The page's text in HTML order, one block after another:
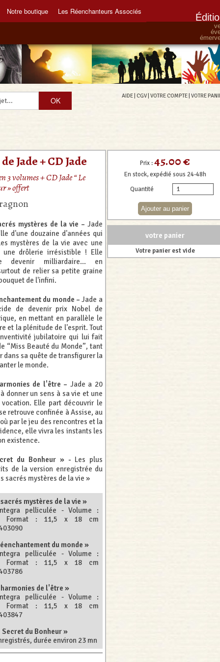
Notre boutique Les Réenchanteurs Associés
AIDE CGV| VOTRE COMPTE VOTRE
Jade + CD Jade
3 volumes + CD Jade “ Le
» offert
mystères de la vie – Jade
d'une douzaine d'années qui
mystères de la vie avec une
une drôlerie irrésistible ! Elle
devenir milliardaire... en
de relier sa petite graine
de l'infini.
du monde – Jade a
de devenir prix Nobel de
en mettant en parallèle le
et la plénitude de l'esprit. Tout
jubilatoire qui lui fait
“Miss Beauté du Monde”, tant
sa quête de transfigurer la
le monde.
de l'être – Jade a 20
donner un sens à sa vie et une
Elle part découvrir le
retrouve confinée à Assise, au
par le jeu des rencontres et la
elle vivra les instants les
existence.
du Bonheur » -Les plus
de la version enregistrée du
sacrés mystères de la vie »
mystères de la vie »
pelliculée - Volume :
Format : 11,5 x 18 cm
du monde »
pelliculée - Volume :
Format : 11,5 x 18 cm
de l'être »
pelliculée - Volume :
Format : 11,5 x 18 cm
Secret du Bonheur »
durée environ 23 mn
Prix :45.00 €
En stock, expédié sous 24-48h
Quantité
votre panier
Votre panier est vide